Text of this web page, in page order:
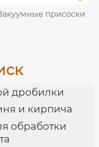
присоски
дробилки
и кирпича
обработки